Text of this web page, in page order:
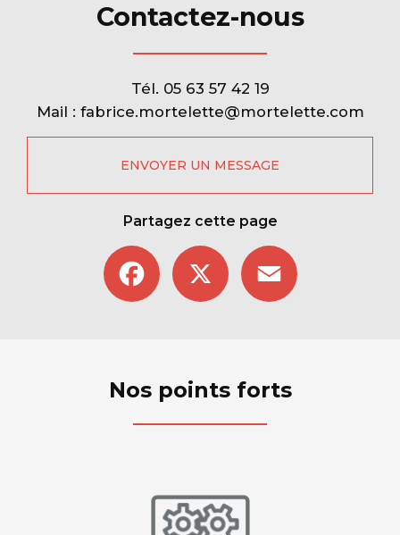
Contactez-nous
Tél. 05 63 57 42 19
Mail : fabrice.mortelette@mortelette.com
ENVOYER UN MESSAGE
Partagez cette page
Facebook
Nos points forts